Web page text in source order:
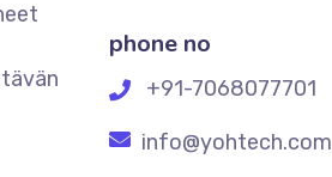
phone no
+91-7068077701
info@yohtech.com